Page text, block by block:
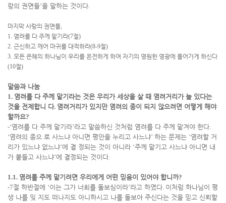
랑의 권면들’을 말하는 것이다.
마지막 사랑의 권면들,
1. 염려를 다 주께 맡기라(7절)
2. 근신하고 깨어 마귀를 대적하라(8-9절)
3. 모든 은혜의 하나님이 우리를 온전하게 하여 자기의 영원한 영광에 들어가게 하신다
(10절)
말씀과 나눔
1. 염려를 다 주께 맡기라는 것은 우리가 세상을 살 때 염려거리가 늘 있다는
것을 전제합니 다. 염려거리가 있지만 염려의 종이 되지 않으려면 어떻게 해야
할까요?
-‘염려를 다 주께 맡기라’라고 말씀하신 것처럼 염려를 다 주께 맡겨야 한다.
‘염려의 종으 로 사느냐 아니면 평안을 누리고 사느냐’ 하는 문제는 ‘염려할 거
리가 있느냐 없느냐’에 결 정되는 것이 아니라 ‘주께 맡기고 사느냐 아니면 내
가 붙들고 사느냐’에 결정되는 것이다.
1.1. 염려를 주께 맡기려면 우리에게 어떤 믿음이 있어야 합니까?
-7절 하반절에 ‘이는 그가 너희를 돌보심이라’라고 하였다. 이처럼 하나님이 평
생 나를 잊 지도 떠나지도 아니하시고 나를 돌보아 주신다는 것을 믿고 신뢰할